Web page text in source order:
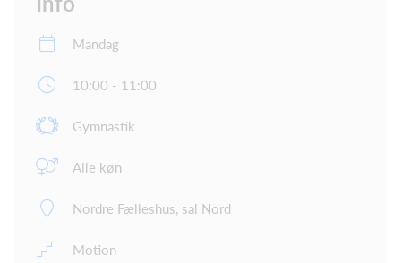
Mandag
10:00 - 11:00
Gymnastik
Alle køn
Nordre Fælleshus, sal Nord
Motion